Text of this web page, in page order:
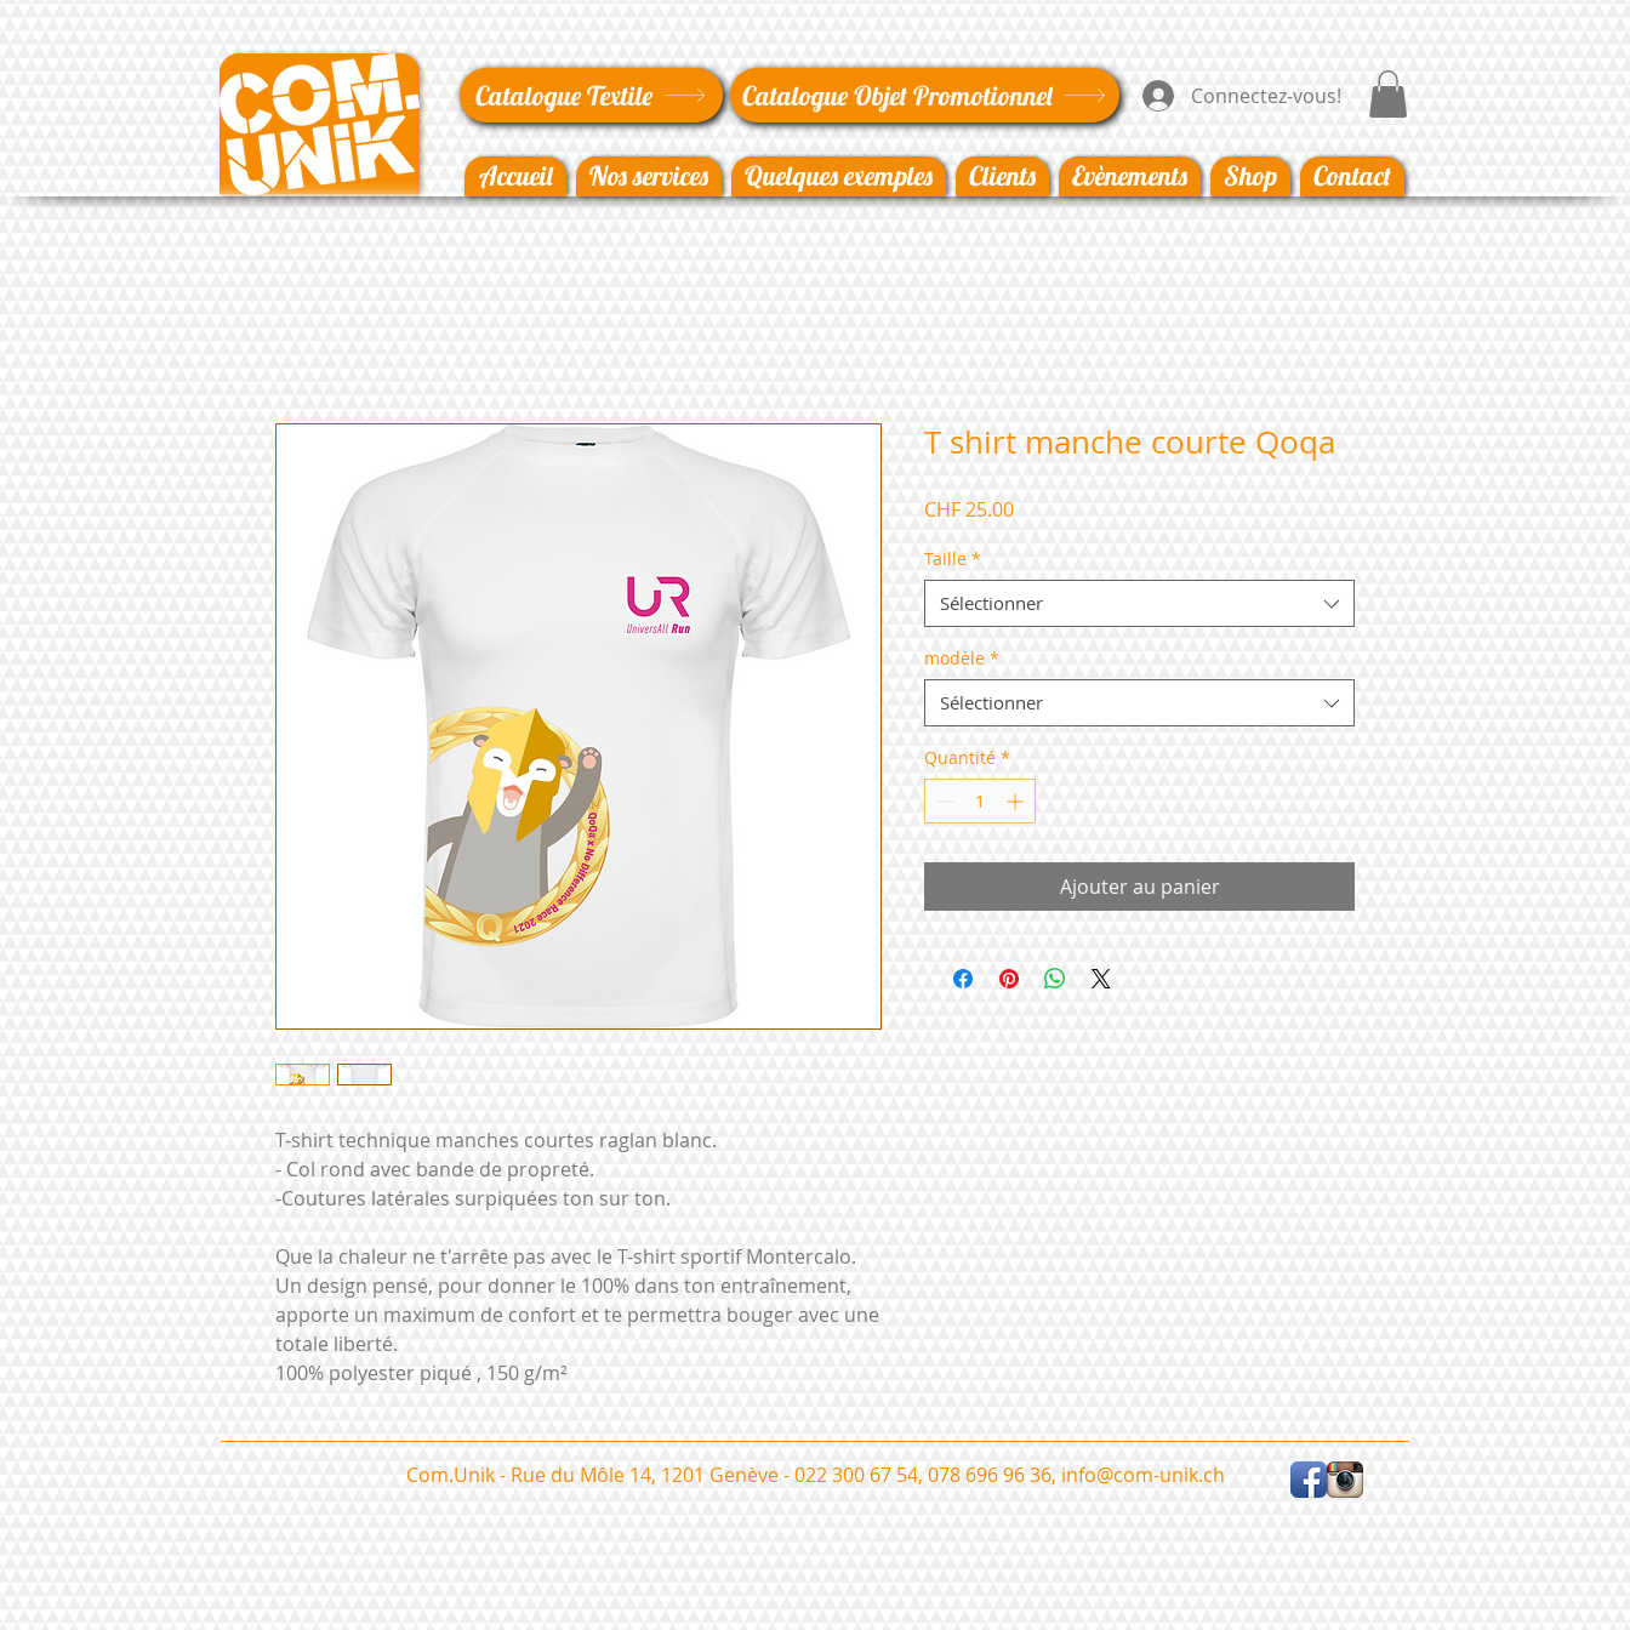
Accueil Nos services Quelques exemples Clients Evènements Shop Contact
Connectez-vous!
Catalogue Textile Catalogue Objet Promotionnel
T-shirt technique manches courtes raglan blanc.
- Col rond avec bande de propreté.
-Coutures latérales surpiquées ton sur ton.
Que la chaleur ne t'arrête pas avec le T-shirt sportif Montercalo.
Un design pensé, pour donner le 100% dans ton entraînement,
apporte un maximum de confort et te permettra bouger avec une
totale liberté.
100% polyester piqué , 150 g/m²
T shirt manche courte Qoqa
CHF 25.00Prix
Taille *
Sélectionner
modèle *
Sélectionner
Quantité *
Ajouter au panier
Com.Unik - Rue du Môle 14, 1201 Genève - 022 300 67 54, 078 696 96 36, info@com-unik.ch